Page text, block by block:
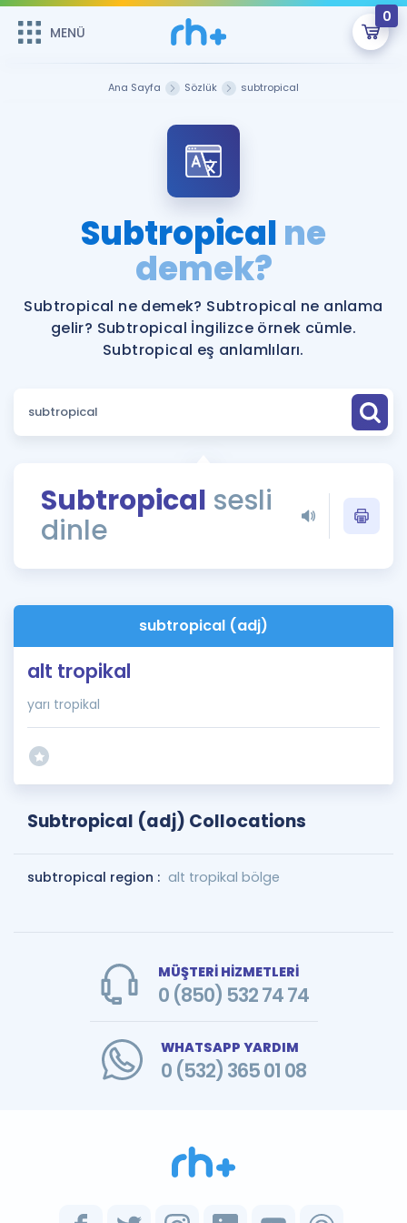
MENÜ
0
Şifremi Hatırlamıyorum
Sepetin Şu An Boş.
Remzi Hoca ile seni sınava hazırlayacak onlarca eğitim seni
bekliyor!
MENÜ
Katılımcı Görüşleri
Faydalı Araçlar
Ücretsiz Kaynaklar
Puan Hesaplama
ÖSYM Sınav Takvimi
Kampanyalar
İngilizce Gramer
İngilizce Gramer
Ana Sayfa Sözlük subtropical
Subtropicalne
demek?
Subtropical ne demek? Subtropical ne anlama
gelir? Subtropical İngilizce örnek cümle.
Subtropical eş anlamlıları.
Subtropical sesli
dinle
subtropical (adj)
alt tropikal
yarı tropikal
Subtropical (adj) Collocations
subtropical region : alt tropikal bölge
MÜŞTERİ HİZMETLERİ
0 (850) 532 74 74
WHATSAPP YARDIM
0 (532) 365 01 08